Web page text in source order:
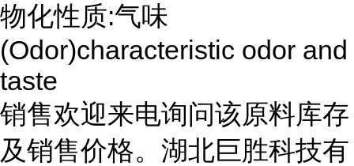
物化性质:气味
(Odor)characteristic odor and
taste
销售欢迎来电询问该原料库存
及销售价格。湖北巨胜科技有